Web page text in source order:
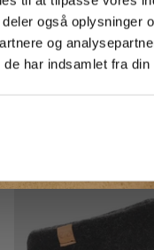
også oplysninger
og
har indsamlet fra